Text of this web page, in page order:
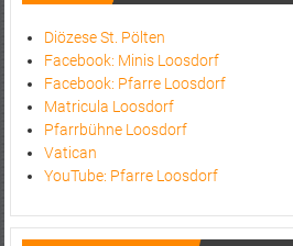
Diözese St. Pölten
Facebook: Minis Loosdorf
Facebook: Pfarre Loosdorf
Matricula Loosdorf
Pfarrbühne Loosdorf
Vatican
YouTube: Pfarre Loosdorf